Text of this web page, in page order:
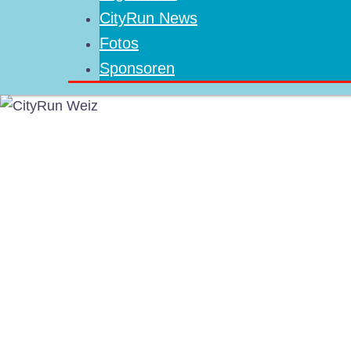
CityRun News
Fotos
Sponsoren